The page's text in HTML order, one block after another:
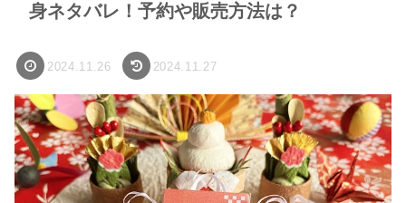
身ネタバレ！予約や販売方法は？
2024.11.26 2024.11.27